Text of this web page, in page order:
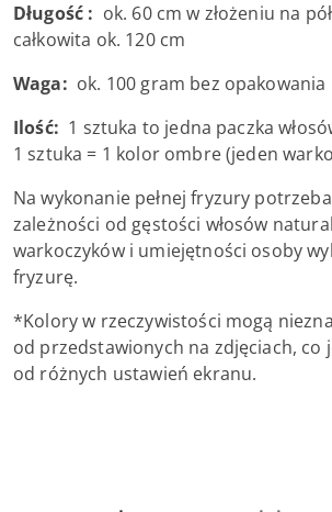
Długość : ok. 60 cm w złożeniu na
całkowita ok. 120 cm
Waga: ok. 100 gram bez opakowania
Ilość: 1 sztuka to jedna paczka
1 sztuka = 1 kolor ombre (jeden
Na wykonanie pełnej fryzury
zależności od gęstości włosów
warkoczyków i umiejętności osoby
fryzurę.
*Kolory w rzeczywistości mogą
od przedstawionych na zdjęciach, co
od różnych ustawień ekranu.